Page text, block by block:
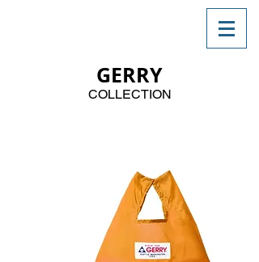
GERRY
COLLECTION